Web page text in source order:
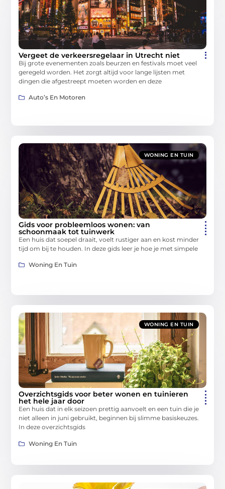
Vergeet de verkeersregelaar in Utrecht niet
Bij grote evenementen zoals beurzen en festivals moet veel
geregeld worden. Het zorgt altijd voor lange lijsten met
dingen die afgestreept moeten worden en deze
Auto’s En Motoren
WONING EN TUIN
Gids voor probleemloos wonen: van
schoonmaak tot tuinwerk
Een huis dat soepel draait, voelt rustiger aan en kost minder
tijd om bij te houden. In deze gids leer je hoe je met simpele
Woning En Tuin
WONING EN TUIN
Overzichtsgids voor beter wonen en tuinieren
het hele jaar door
Een huis dat in elk seizoen prettig aanvoelt en een tuin die je
niet alleen in juni gebruikt, beginnen bij slimme basiskeuzes.
In deze overzichtsgids
Woning En Tuin